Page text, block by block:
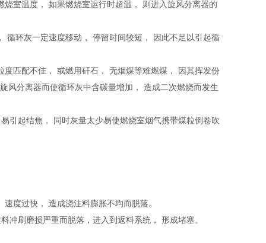
室温度， 如果燃烧室运行时超温， 则进入旋风分离器的
循环灰一定速度移动， 停留时间较短， 因此不足以引起循
匹配不佳， 或燃用矸石， 无烟煤等难燃煤， 因其挥发份
风分离器而使循环灰中含碳量增加， 造成二次燃烧而发生
引起结焦， 同时灰量太少易使燃烧室烟气携带煤粒倒卷吹
度过快， 造成浇注料膨胀不均而脱落。
冲刷磨损严重而脱落，进入到返料系统， 形成堵塞。